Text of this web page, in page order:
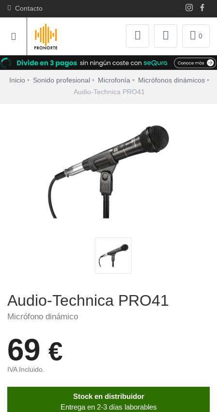
Contacto
0
Inicio Sonido profesional Microfonía
Micrófonos dinámicos
Audio-Technica PRO41
Audio-Technica PRO41
Micrófono dinámico
69 €
IVA Incluido.
Stock en distribuidor
Entrega en 2-3 días laborables